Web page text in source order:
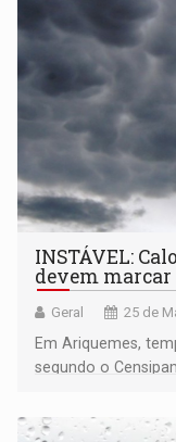
INSTÁVEL:
devem marcar
Geral 25 de
Em Ariquemes,
segundo o